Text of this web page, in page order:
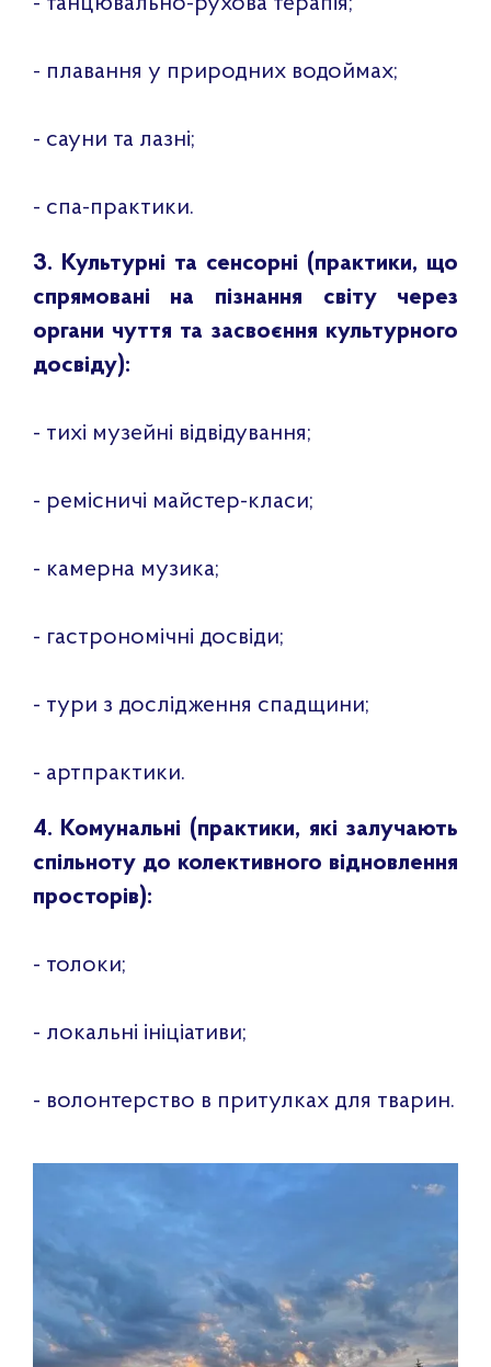
- плавання у природних водоймах;
- сауни та лазні;
- спа-практики.
3. Культурні та сенсорні (практики, що
спрямовані на пізнання світу через
органи чуття та засвоєння культурного
досвіду):
- тихі музейні відвідування;
- ремісничі майстер-класи;
- камерна музика;
- гастрономічні досвіди;
- тури з дослідження спадщини;
- артпрактики.
4. Комунальні (практики, які залучають
спільноту до колективного відновлення
просторів):
- толоки;
- локальні ініціативи;
- волонтерство в притулках для тварин.